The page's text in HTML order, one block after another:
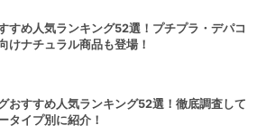
すめ人気ランキング52選！プチプラ・デパコ
けナチュラル商品も登場！
おすすめ人気ランキング52選！徹底調査して
タイプ別に紹介！